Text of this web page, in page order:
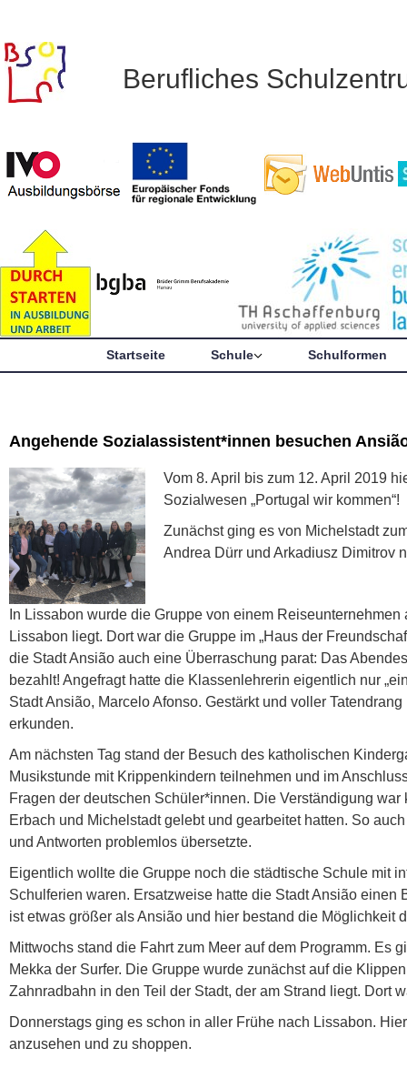
Berufliches
Startseite Schule Schulformen
Angehende Sozialassistent*innen besuchen
Vom 8. April bis zum 12. April 2019
Sozialwesen „Portugal wir kommen“!
Zunächst ging es von Michelstadt
Andrea Dürr und Arkadiusz Dimitrov
In Lissabon wurde die Gruppe von einem
Lissabon liegt. Dort war die Gruppe im „Haus der
die Stadt Ansião auch eine Überraschung parat: Das
bezahlt! Angefragt hatte die Klassenlehrerin eigentlich nur
Stadt Ansião, Marcelo Afonso. Gestärkt und voller
erkunden.
Am nächsten Tag stand der Besuch des katholischen
Musikstunde mit Krippenkindern teilnehmen und im
Fragen der deutschen Schüler*innen. Die Verständigung
Erbach und Michelstadt gelebt und gearbeitet hatten. So
und Antworten problemlos übersetzte.
Eigentlich wollte die Gruppe noch die städtische Schule mit
Schulferien waren. Ersatzweise hatte die Stadt Ansião
ist etwas größer als Ansião und hier bestand die Möglichkeit
Mittwochs stand die Fahrt zum Meer auf dem Programm. Es
Mekka der Surfer. Die Gruppe wurde zunächst auf die
Zahnradbahn in den Teil der Stadt, der am Strand liegt. Dort
Donnerstags ging es schon in aller Frühe nach Lissabon.
anzusehen und zu shoppen.